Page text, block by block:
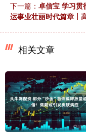
下一篇： 卓信宝 学习贯
运事业壮丽时代篇章丨
相关文章